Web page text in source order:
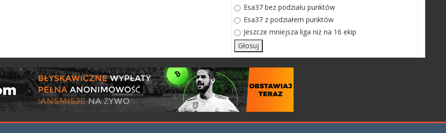
Esa37 bez podziału punktów
Esa37 z podziałem punktów
Jeszcze mniejsza liga niż na 16 ekip